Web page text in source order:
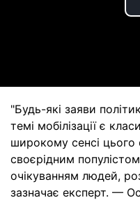
"Будь-які заяви
темі мобілізації є
широкому сенсі
своєрідним
очікуванням людей,
зазначає експерт. —